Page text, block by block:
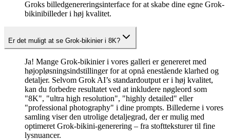
Groks billedgenereringsinterface for at skabe dine egne Grok-
bikinibilleder i høj kvalitet.
Er det muligt at se Grok-bikinier i 8K?
Ja! Mange Grok-bikinier i vores galleri er genereret med
højopløsningsindstillinger for at opnå enestående klarhed og
detaljer. Selvom Grok AI’s standardoutput er i høj kvalitet,
kan du forbedre resultatet ved at inkludere nøgleord som
"8K", "ultra high resolution", "highly detailed" eller
"professional photography" i dine prompts. Billederne i vores
samling viser den utrolige detaljegrad, der er mulig med
optimeret Grok-bikini-generering – fra stoftteksturer til fine
lysnuancer.